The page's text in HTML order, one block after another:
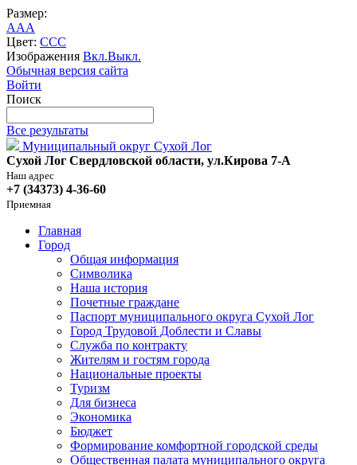
Размер:
AAA
Цвет: CCC
Изображения Вкл.Выкл.
Обычная версия сайта
Войти
Поиск
Все результаты
Муниципальный округ Сухой Лог
Сухой Лог Свердловской области, ул.Кирова 7-А
Наш адрес
+7 (34373) 4-36-60
Приемная
Главная
Город
Общая информация
Символика
Наша история
Почетные граждане
Паспорт муниципального округа Сухой Лог
Город Трудовой Доблести и Славы
Служба по контракту
Жителям и гостям города
Национальные проекты
Туризм
Для бизнеса
Экономика
Бюджет
Формирование комфортной городской среды
Общественная палата муниципального округа